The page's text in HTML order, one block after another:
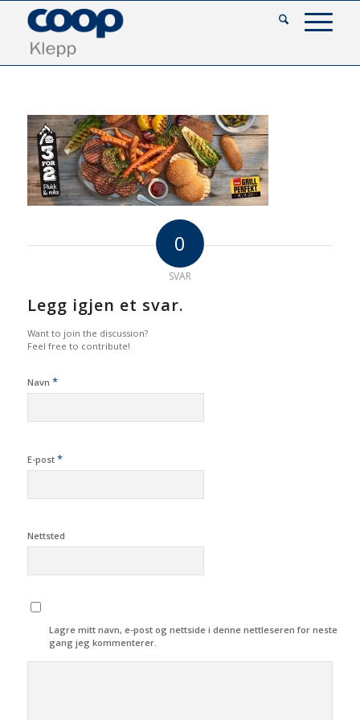
0
SVAR
Legg igjen et svar.
Want to join the discussion?
Feel free to contribute!
Navn *
E-post *
Nettsted
Lagre mitt navn, e-post og nettside i denne nettleseren for neste
gang jeg kommenterer.